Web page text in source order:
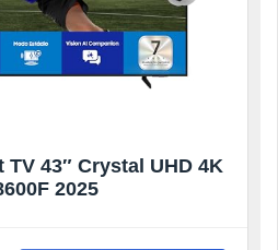
43″ Crystal UHD 4K
2025